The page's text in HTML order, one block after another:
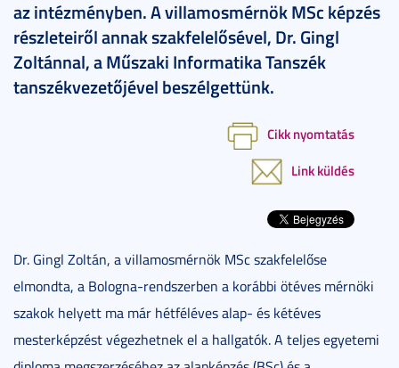
az intézményben. A villamosmérnök MSc képzés
részleteiről annak szakfelelősével, Dr. Gingl
Zoltánnal, a Műszaki Informatika Tanszék
tanszékvezetőjével beszélgettünk.
Cikk nyomtatás
Link küldés
Dr. Gingl Zoltán, a villamosmérnök MSc szakfelelőse
elmondta, a Bologna-rendszerben a korábbi ötéves mérnöki
szakok helyett ma már hétféléves alap- és kétéves
mesterképzést végezhetnek el a hallgatók. A teljes egyetemi